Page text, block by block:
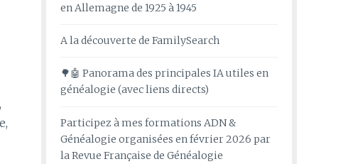
en Allemagne de 1925 à 1945
A la découverte de FamilySearch
🌳🤖 Panorama des principales IA utiles en
généalogie (avec liens directs)
Participez à mes formations ADN &
Généalogie organisées en février 2026 par
la Revue Française de Généalogie